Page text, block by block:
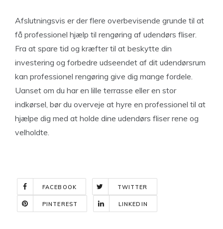
Afslutningsvis er der flere overbevisende grunde til at
få professionel hjælp til rengøring af udendørs fliser.
Fra at spare tid og kræfter til at beskytte din
investering og forbedre udseendet af dit udendørsrum
kan professionel rengøring give dig mange fordele.
Uanset om du har en lille terrasse eller en stor
indkørsel, bør du overveje at hyre en professionel til at
hjælpe dig med at holde dine udendørs fliser rene og
velholdte.
FACEBOOK TWITTER
PINTEREST LINKEDIN